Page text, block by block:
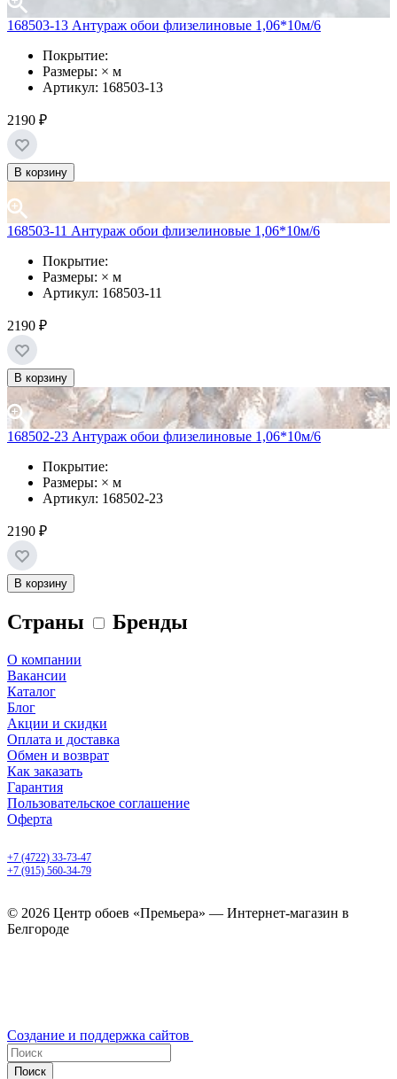
168503-13 Антураж обои флизелиновые 1,06*10м/6
Покрытие:
Размеры: × м
Артикул: 168503-13
2190 ₽
В корзину
168503-11 Антураж обои флизелиновые 1,06*10м/6
Покрытие:
Размеры: × м
Артикул: 168503-11
2190 ₽
В корзину
168502-23 Антураж обои флизелиновые 1,06*10м/6
Покрытие:
Размеры: × м
Артикул: 168502-23
2190 ₽
В корзину
Страны Бренды
О компании
Вакансии
Каталог
Блог
Акции и скидки
Оплата и доставка
Обмен и возврат
Как заказать
Гарантия
Пользовательское соглашение
Оферта
+7 (4722) 33-73-47
+7 (915) 560-34-79
© 2026 Центр обоев «Премьера» — Интернет-магазин в
Белгороде
Создание и поддержка сайтов
Поиск